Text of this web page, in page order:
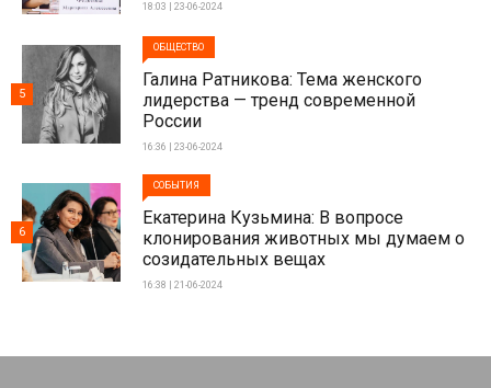
18:03 | 23-06-2024
ОБЩЕСТВО
Галина Ратникова: Тема женского
лидерства — тренд современной
России
16:36 | 23-06-2024
5
СОБЫТИЯ
Екатерина Кузьмина: В вопросе
клонирования животных мы думаем о
созидательных вещах
16:38 | 21-06-2024
6